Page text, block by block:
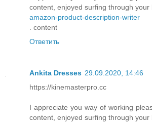
content, enjoyed surfing through your
amazon-product-description-writer
. content
Ответить
Ankita Dresses 29.09.2020, 14:46
https://kinemasterpro.cc
I appreciate you way of working
content, enjoyed surfing through your